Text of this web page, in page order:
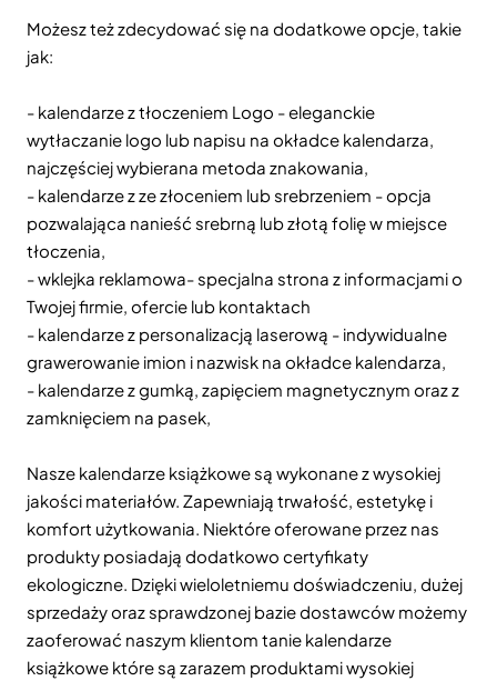
Możesz też zdecydować się na dodatkowe opcje, takie
jak:
- kalendarze z tłoczeniem Logo - eleganckie
wytłaczanie logo lub napisu na okładce kalendarza,
najczęściej wybierana metoda znakowania,
- kalendarze z ze złoceniem lub srebrzeniem - opcja
pozwalająca nanieść srebrną lub złotą folię w miejsce
tłoczenia,
- wklejka reklamowa- specjalna strona z informacjami o
Twojej firmie, ofercie lub kontaktach
- kalendarze z personalizacją laserową - indywidualne
grawerowanie imion i nazwisk na okładce kalendarza,
- kalendarze z gumką, zapięciem magnetycznym oraz z
zamknięciem na pasek,
Nasze kalendarze książkowe są wykonane z wysokiej
jakości materiałów. Zapewniają trwałość, estetykę i
komfort użytkowania. Niektóre oferowane przez nas
produkty posiadają dodatkowo certyfikaty
ekologiczne. Dzięki wieloletniemu doświadczeniu, dużej
sprzedaży oraz sprawdzonej bazie dostawców możemy
zaoferować naszym klientom tanie kalendarze
książkowe które są zarazem produktami wysokiej